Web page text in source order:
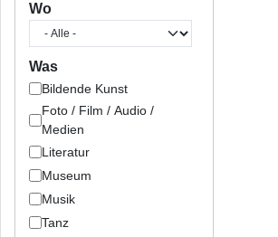
Wo
Was
Bildende Kunst
Foto / Film / Audio /
Medien
Literatur
Museum
Musik
Tanz